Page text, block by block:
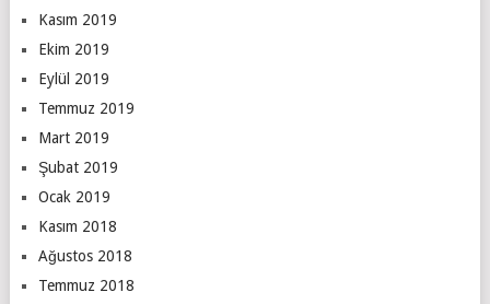
Kasım 2019
Ekim 2019
Eylül 2019
Temmuz 2019
Mart 2019
Şubat 2019
Ocak 2019
Kasım 2018
Ağustos 2018
Temmuz 2018